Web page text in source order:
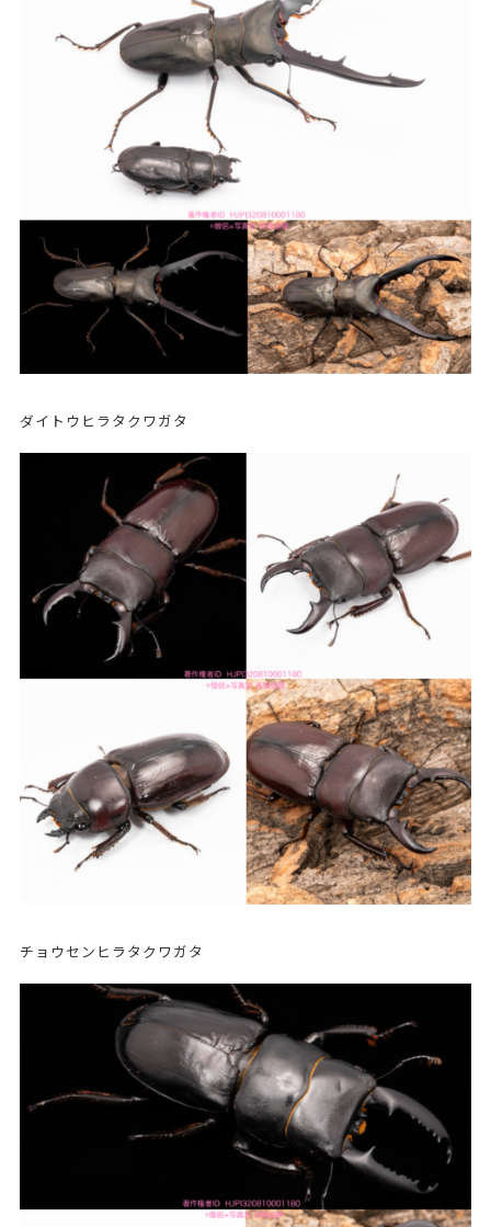
ダイトウヒラタクワガタ
チョウセンヒラタクワガタ